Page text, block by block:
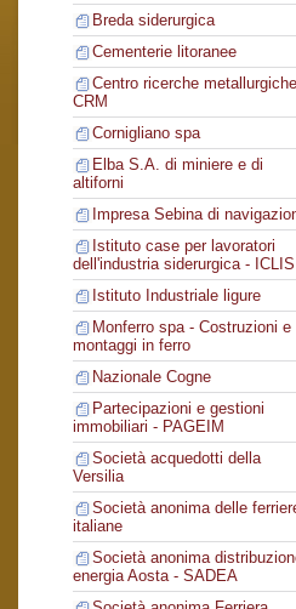
Breda siderurgica
Cementerie litoranee
Centro ricerche
CRM
Cornigliano spa
Elba S.A. di miniere e di
altiforni
Impresa Sebina di
Istituto case per lavoratori
dell'industria siderurgica - ICLIS
Istituto Industriale ligure
Monferro spa - Costruzioni e
montaggi in ferro
Nazionale Cogne
Partecipazioni e gestioni
immobiliari - PAGEIM
Società acquedotti della
Versilia
Società anonima delle
italiane
Società anonima
energia Aosta - SADEA